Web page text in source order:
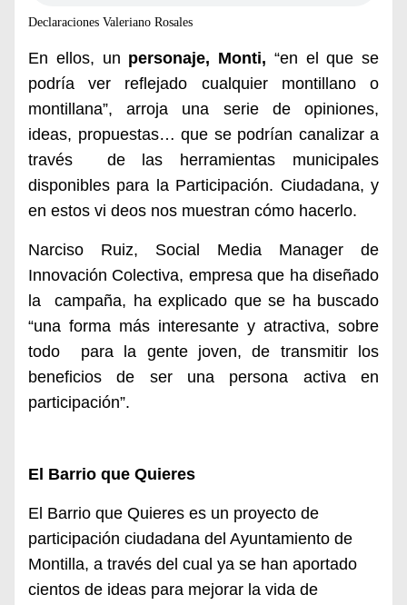
Declaraciones Valeriano Rosales
En ellos, un personaje, Monti, “en el que se
podría ver reflejado cualquier montillano o
montillana”, arroja una serie de opiniones,
ideas, propuestas… que se podrían canalizar a
través
de las herramientas municipales
disponibles para la Participación. Ciudadana, y
en estos vi deos nos muestran cómo hacerlo.
Narciso Ruiz, Social Media Manager de
Innovación Colectiva, empresa que ha diseñado
la
campaña, ha explicado que se ha buscado
“una forma más interesante y atractiva, sobre
todo
para la gente joven, de transmitir los
beneficios de ser una persona activa en
participación”.
El Barrio que Quieres
El Barrio que Quieres es un proyecto de
participación ciudadana del Ayuntamiento de
Montilla, a través del cual ya se han aportado
cientos de ideas para mejorar la vida de